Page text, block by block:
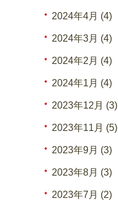
2024年4月 (4)
2024年3月 (4)
2024年2月 (4)
2024年1月 (4)
2023年12月 (3)
2023年11月 (5)
2023年9月 (3)
2023年8月 (3)
2023年7月 (2)